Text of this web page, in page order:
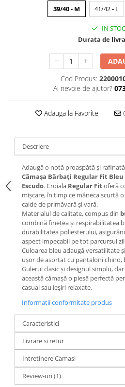
39/40 - M 41/42 - L
IN STOC
Durata de
Cod Produs:
Ai nevoie de ajutor?
Adauga la Favorite
Descriere
Adaugă o notă proaspătă și
Cămașa Bărbați Regular Fit
Escudo. Croiala Regular Fitoferă
mișcare, în timp ce mâneca scurtă
calde de primăvară și vară.
Materialul de calitate, compus din
combină finețea și respirabilitatea
durabilitatea poliesterului,
aspect impecabil pe tot parcursul
Culoarea bleu adaugă versatilitate
ușor de asortat cu pantaloni chino,
Gulerul clasic și designul simplu,
această cămașă o piesă perfectă
casual sau ieșiri relaxate.
Informatii conformitate produs
Caracteristici
Livrare si retur
Intretinere Camasi
Review-uri(1)